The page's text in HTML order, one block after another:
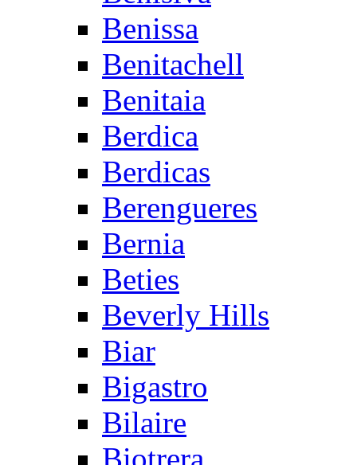
Benissa
Benitachell
Benitaia
Berdica
Berdicas
Berengueres
Bernia
Beties
Beverly Hills
Biar
Bigastro
Bilaire
Biotrera